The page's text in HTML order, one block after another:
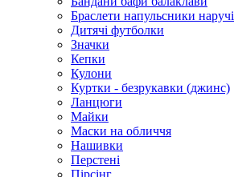
Браслети напульсники наручі
Дитячі футболки
Значки
Кепки
Кулони
Куртки - безрукавки (джинс)
Ланцюги
Майки
Маски на обличчя
Нашивки
Перстені
Пірсінг